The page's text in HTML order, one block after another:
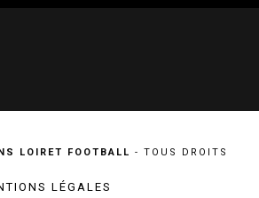
LOIRET FOOTBALL - TOUS DROITS
LÉGALES